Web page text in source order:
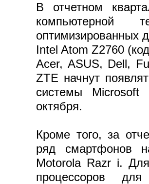
В отчетном
компьютерной
оптимизированных
Intel Atom Z2760
Acer, ASUS, Dell,
ZTE начнут
системы Microsoft
октября.
Кроме того, за
ряд смартфонов
Motorola Razr i.
процессоров